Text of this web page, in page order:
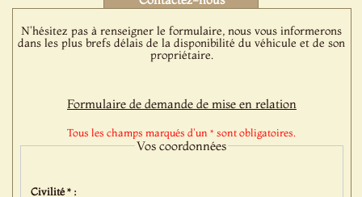
N'hésitez pas à renseigner le formulaire, nous vous informerons
dans les plus brefs délais de la disponibilité du véhicule et de son
propriétaire.
Formulaire de demande de mise en relation
Tous les champs marqués d'un * sont obligatoires.
Vos coordonnées
Civilité * :